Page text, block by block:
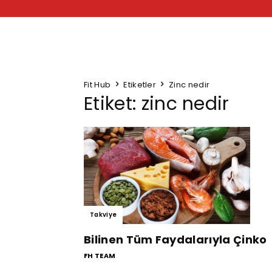
Fit Hub Etiketler Zinc nedir
Etiket: zinc nedir
Takviye
Bilinen Tüm Faydalarıyla Çinko
FH TEAM